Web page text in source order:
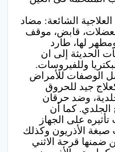
العلاجية الشائعة: مضاد
العضلات، قابض، موقف
لها، طارد
الحديثة إلى ان
وللفيروسات.
الوصفات للأمراض
جيد للحروق
وضد حرقان
كما أن
تأثيره على الجهاز
الأذريون وكذلك
ضمنها قرحة الاثني